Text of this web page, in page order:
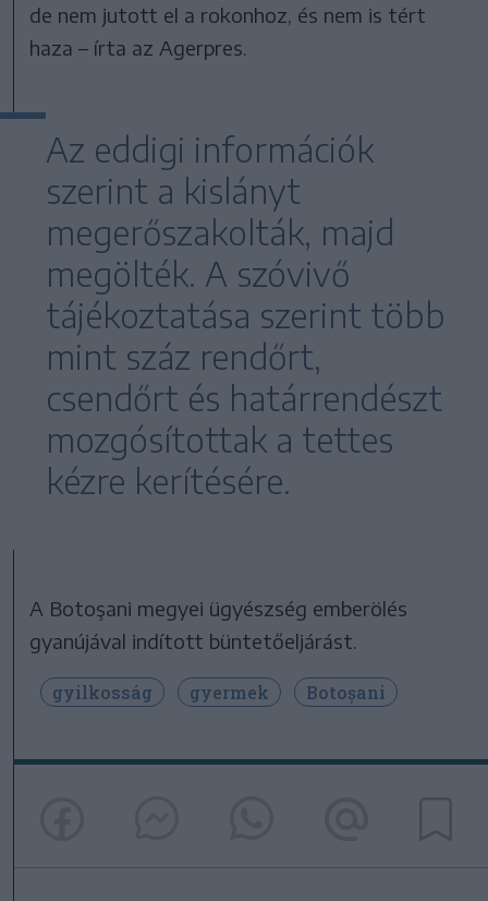
de nem jutott el a rokonhoz, és nem is tért
haza – írta az Agerpres.
Az eddigi információk
szerint a kislányt
megerőszakolták, majd
megölték. A szóvivő
tájékoztatása szerint több
mint száz rendőrt,
csendőrt és határrendészt
mozgósítottak a tettes
kézre kerítésére.
A Botoşani megyei ügyészség emberölés
gyanújával indított büntetőeljárást.
gyilkosság gyermek Botoșani